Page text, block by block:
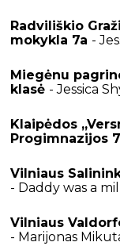
Radviliškio
mokykla 7a -
Miegėnu
klasė - Jessica
Klaipėdos
Progimnazijos
Vilniaus
- Daddy was a
Vilniaus
- Marijonas